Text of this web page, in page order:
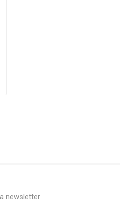
newsletter